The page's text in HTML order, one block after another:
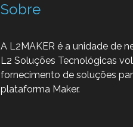
Sobre
A L2MAKER é a unidade de
L2 Soluções Tecnológicas
fornecimento de soluções
plataforma Maker.